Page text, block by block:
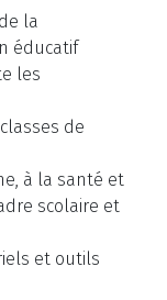
la
éducatif
les
de
à la santé et
scolaire et
et outils